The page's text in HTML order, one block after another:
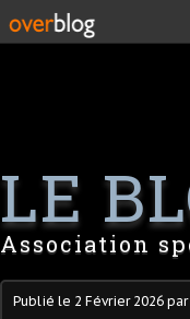
LE
Association
Publié le 2 Février 2026 par